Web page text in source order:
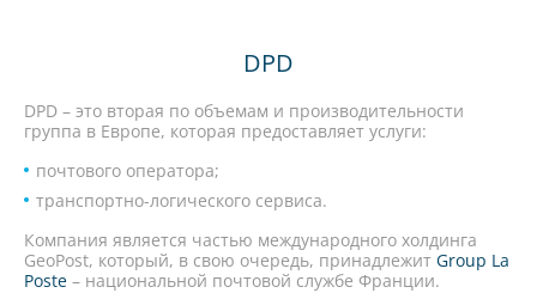
DPD
DPD – это вторая по объемам и производительности
группа в Европе, которая предоставляет услуги:
почтового оператора;
транспортно-логического сервиса.
Компания является частью международного холдинга
GeoPost, который, в свою очередь, принадлежит Group La
Poste – национальной почтовой службе Франции.